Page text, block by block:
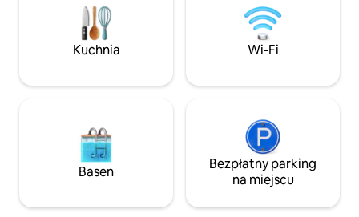
tradycyjnymi futonami, który może
wygodnie pomieścić do pięciu gości.
Pamiętaj, że chociaż otwarta kuchnia nie
jest dostępna, możesz delektować się
na miejscu.
Kuchnia Wi-Fi
Basen
Bezpłatny parking
na miejscu